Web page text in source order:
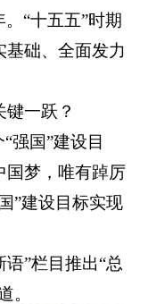
“十五五”时期
基础、全面发力
一跃？
强国”建设目
国梦，唯有踔厉
”建设目标实现
”栏目推出“总
。